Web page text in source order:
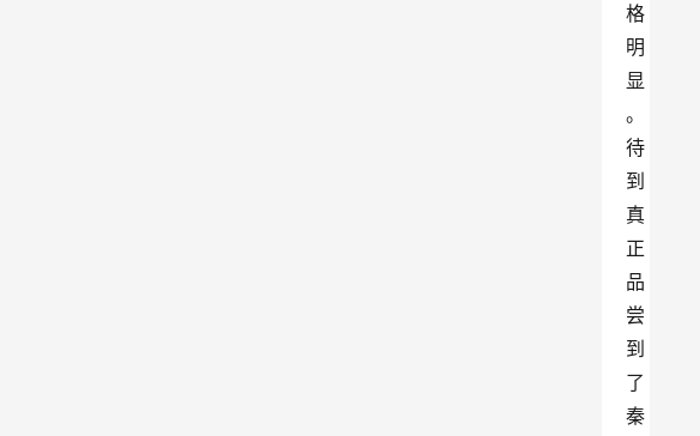
格
明
显
。
待
到
真
正
品
尝
到
了
秦